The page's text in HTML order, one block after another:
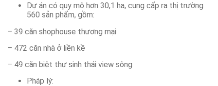
Dự án có quy mô hơn 30,1 ha, cung cấp ra thị trường
560 sản phẩm, gồm:
– 39 căn shophouse thương mại
– 472 căn nhà ở liền kề
– 49 căn biệt thự sinh thái view sông
Pháp lý: